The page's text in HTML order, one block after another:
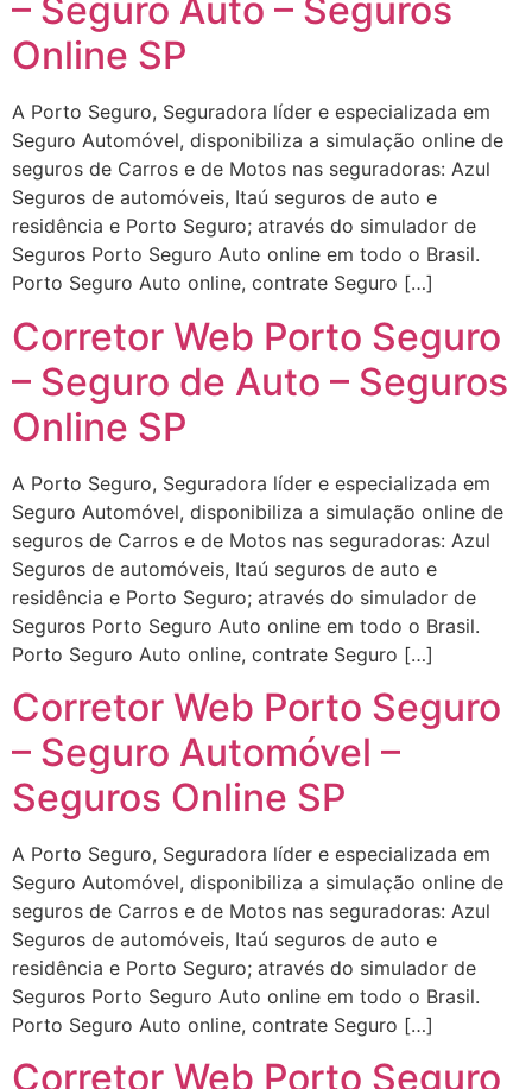
– Seguro Auto – Seguros
Online SP
A Porto Seguro, Seguradora líder e especializada em
Seguro Automóvel, disponibiliza a simulação online de
seguros de Carros e de Motos nas seguradoras: Azul
Seguros de automóveis, Itaú seguros de auto e
residência e Porto Seguro; através do simulador de
Seguros Porto Seguro Auto online em todo o Brasil.
Porto Seguro Auto online, contrate Seguro […]
Corretor Web Porto Seguro
– Seguro de Auto – Seguros
Online SP
A Porto Seguro, Seguradora líder e especializada em
Seguro Automóvel, disponibiliza a simulação online de
seguros de Carros e de Motos nas seguradoras: Azul
Seguros de automóveis, Itaú seguros de auto e
residência e Porto Seguro; através do simulador de
Seguros Porto Seguro Auto online em todo o Brasil.
Porto Seguro Auto online, contrate Seguro […]
Corretor Web Porto Seguro
– Seguro Automóvel –
Seguros Online SP
A Porto Seguro, Seguradora líder e especializada em
Seguro Automóvel, disponibiliza a simulação online de
seguros de Carros e de Motos nas seguradoras: Azul
Seguros de automóveis, Itaú seguros de auto e
residência e Porto Seguro; através do simulador de
Seguros Porto Seguro Auto online em todo o Brasil.
Porto Seguro Auto online, contrate Seguro […]
Corretor Web Porto Seguro